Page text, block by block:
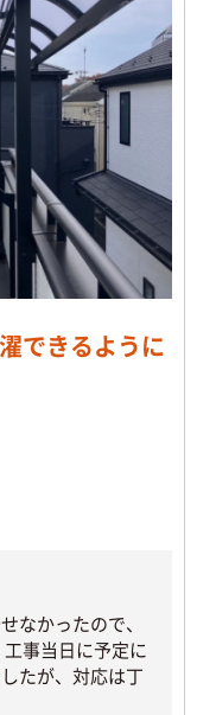
できるように
なかったので、
事当日に予定に
たが、対応は丁